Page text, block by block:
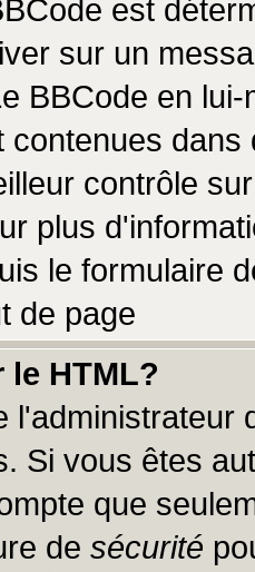
est
sur un
BBCode en
contenues
contrôle
plus
le formulaire
de page
HTML?
l'administrateur
Si vous êtes
que
de sécurité